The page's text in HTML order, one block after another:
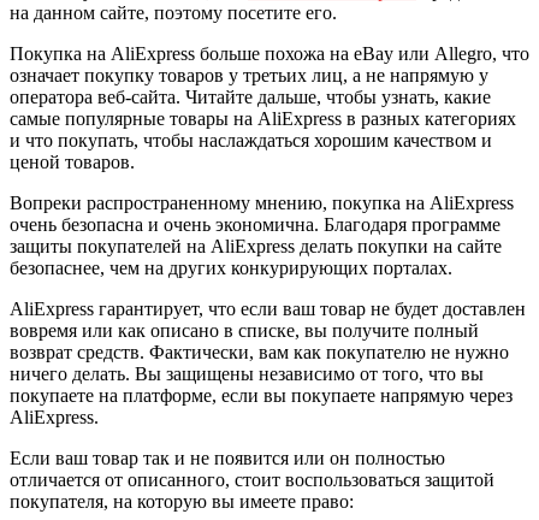
на данном сайте, поэтому посетите его.
Покупка на AliExpress больше похожа на eBay или Allegro, что
означает покупку товаров у третьих лиц, а не напрямую у
оператора веб-сайта. Читайте дальше, чтобы узнать, какие
самые популярные товары на AliExpress в разных категориях
и что покупать, чтобы наслаждаться хорошим качеством и
ценой товаров.
Вопреки распространенному мнению, покупка на AliExpress
очень безопасна и очень экономична. Благодаря программе
защиты покупателей на AliExpress делать покупки на сайте
безопаснее, чем на других конкурирующих порталах.
AliExpress гарантирует, что если ваш товар не будет доставлен
вовремя или как описано в списке, вы получите полный
возврат средств. Фактически, вам как покупателю не нужно
ничего делать. Вы защищены независимо от того, что вы
покупаете на платформе, если вы покупаете напрямую через
AliExpress.
Если ваш товар так и не появится или он полностью
отличается от описанного, стоит воспользоваться защитой
покупателя, на которую вы имеете право: